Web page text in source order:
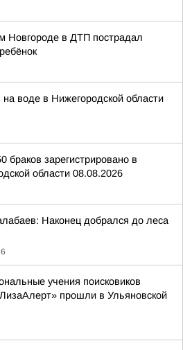
Новгороде в ДТП пострадал
на воде в Нижегородской области
браков зарегистрировано в
области 08.08.2026
Наконец добрался до леса
учения поисковиков
прошли в Ульяновской